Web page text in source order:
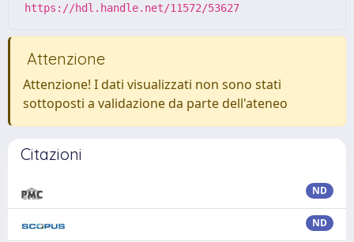
https://hdl.handle.net/11572/53627
Attenzione
Attenzione! I dati visualizzati non sono stati
sottoposti a validazione da parte dell'ateneo
Citazioni
ND
ND